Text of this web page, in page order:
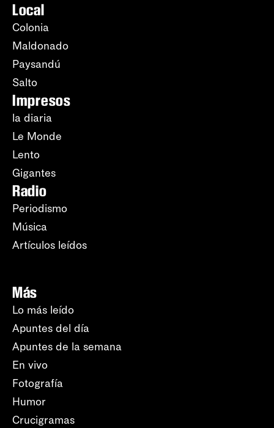
Local
Colonia
Maldonado
Paysandú
Salto
Impresos
la diaria
Le Monde
Lento
Gigantes
Radio
Periodismo
Música
Artículos leídos
Más
Lo más leído
Apuntes del día
Apuntes de la semana
En vivo
Fotografía
Humor
Crucigramas